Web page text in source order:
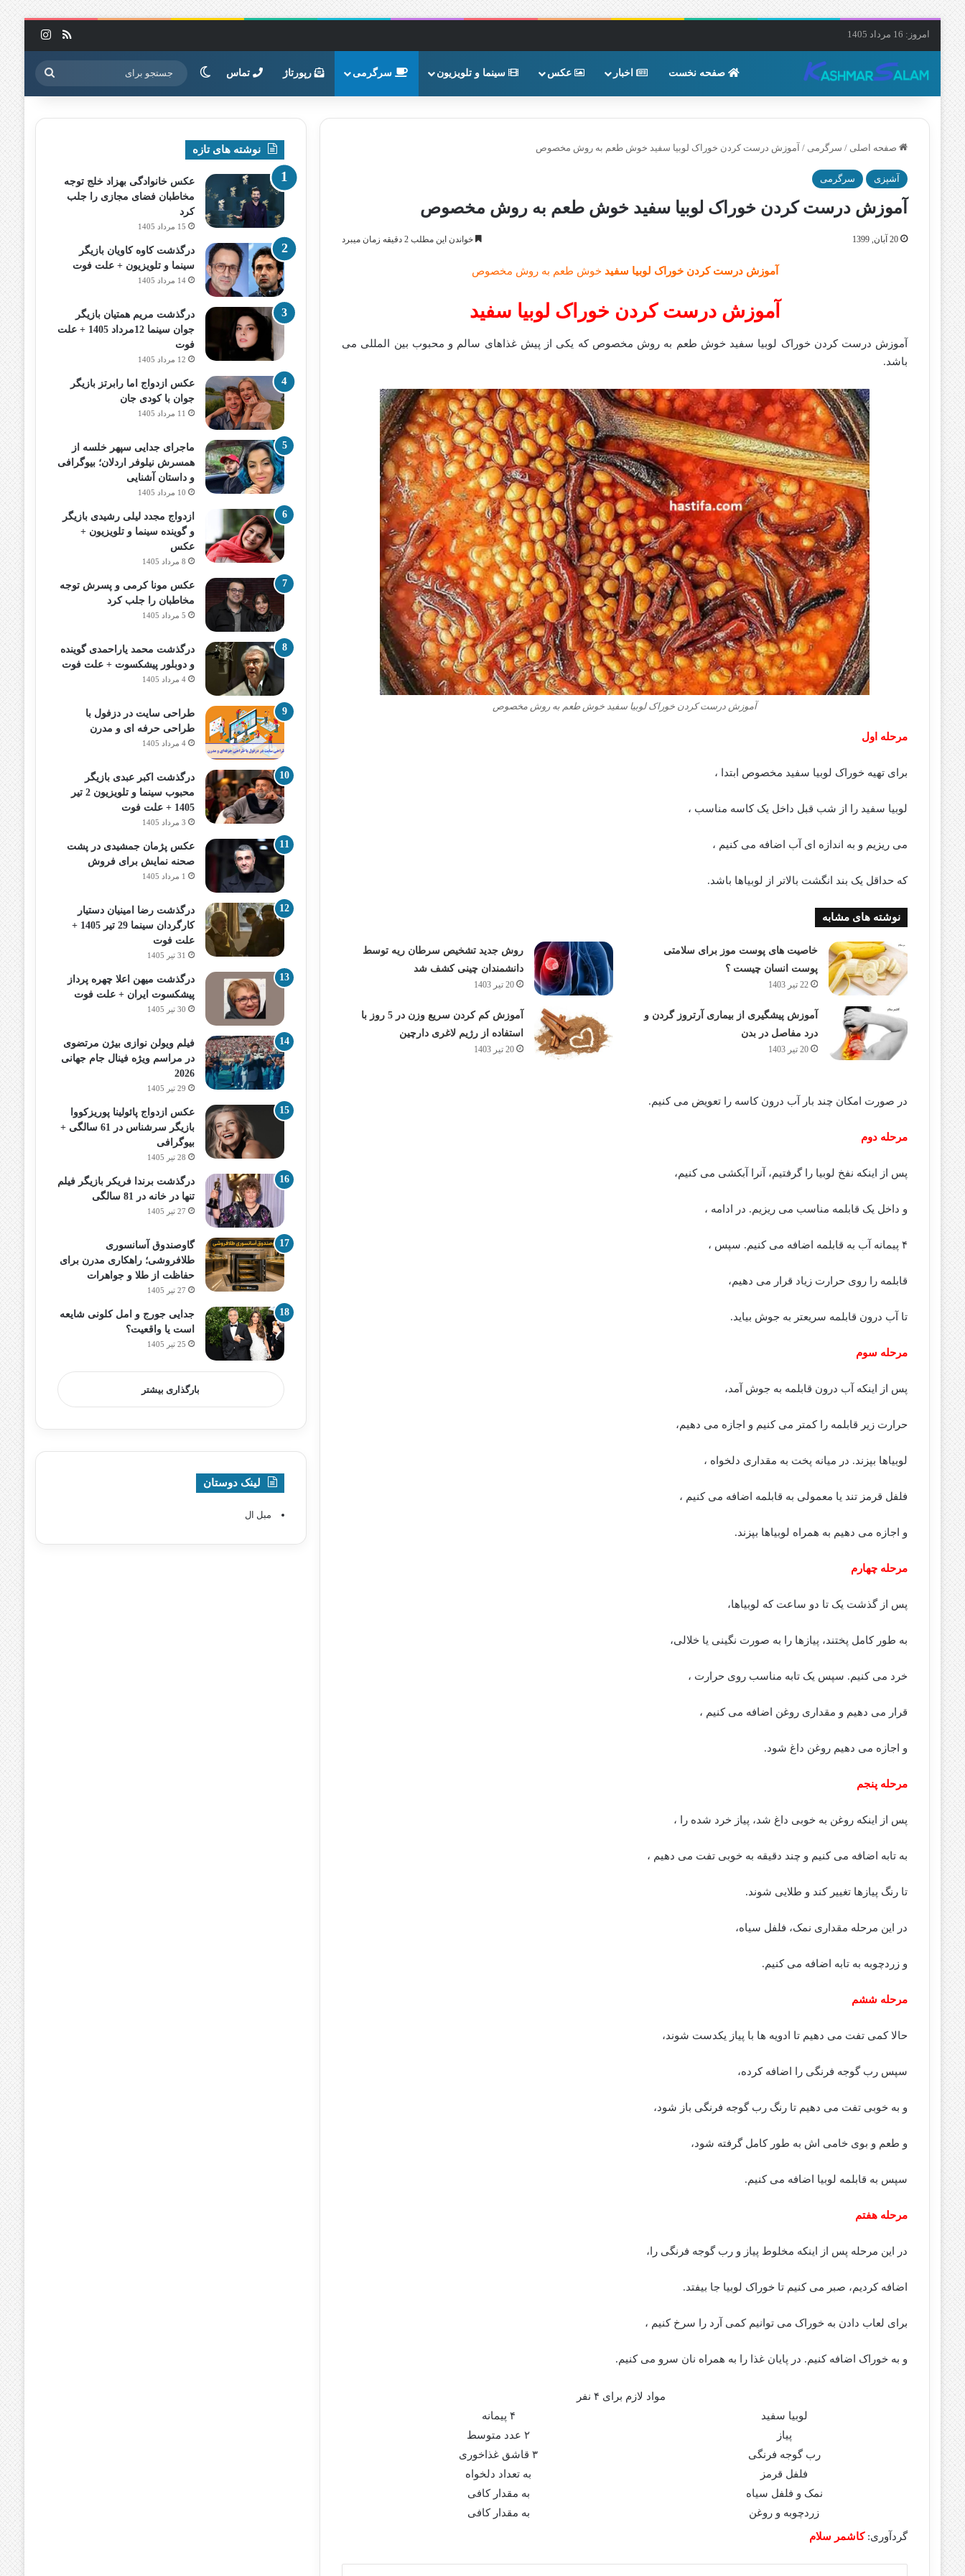
امروز: 16 مرداد 1405 خوراک
صفحه نخست اخبار عکس سینما و تلویزیون سرگرمی رپورتاژ تماس تغییر پوسته جستجو
برای
صفحه اصلی / سرگرمی / آموزش درست کردن خوراک لوبیا سفید خوش طعم به روش مخصوص
آشپزی سرگرمی
آموزش درست کردن خوراک لوبیا سفید خوش طعم به روش مخصوص
20 آبان, 1399 خواندن این مطلب 2 دقیقه زمان میبرد
آموزش درست کردن خوراک لوبیا سفید خوش طعم به روش مخصوص
آموزش درست کردن خوراک لوبیا سفید
آموزش درست کردن خوراک لوبیا سفید خوش طعم به روش مخصوص که یکی از پیش غذاهای سالم و محبوب بین المللی می
باشد.
آموزش درست کردن خوراک لوبیا سفید خوش طعم به روش مخصوص
مرحله اول
برای تهیه خوراک لوبیا سفید مخصوص ابتدا ،
لوبیا سفید را از شب قبل داخل یک کاسه مناسب ،
می ریزیم و به اندازه ای آب اضافه می کنیم ،
که حداقل یک بند انگشت بالاتر از لوبیاها باشد.
نوشته های مشابه
خاصیت های پوست موز برای سلامتی
پوست انسان چیست ؟
22 تیر 1403
روش جدید تشخیص سرطان ریه توسط
دانشمندان چینی کشف شد
20 تیر 1403
آموزش پیشگیری از بیماری آرتروز گردن و
درد مفاصل در بدن
20 تیر 1403
آموزش کم کردن سریع وزن در 5 روز با
استفاده از رژیم لاغری دارچین
20 تیر 1403
در صورت امکان چند بار آب درون کاسه را تعویض می کنیم.
مرحله دوم
پس از اینکه نفخ لوبیا را گرفتیم، آنرا آبکشی می کنیم،
و داخل یک قابلمه مناسب می ریزیم. در ادامه ،
۴ پیمانه آب به قابلمه اضافه می کنیم. سپس ،
قابلمه را روی حرارت زیاد قرار می دهیم،
تا آب درون قابلمه سریعتر به جوش بیاید.
مرحله سوم
پس از اینکه آب درون قابلمه به جوش آمد،
حرارت زیر قابلمه را کمتر می کنیم و اجازه می دهیم،
لوبیاها بپزند. در میانه پخت به مقداری دلخواه ،
فلفل قرمز تند یا معمولی به قابلمه اضافه می کنیم ،
و اجازه می دهیم به همراه لوبیاها بپزند.
مرحله چهارم
پس از گذشت یک تا دو ساعت که لوبیاها،
به طور کامل پختند، پیازها را به صورت نگینی یا خلالی،
خرد می کنیم. سپس یک تابه مناسب روی حرارت ،
قرار می دهیم و مقداری روغن اضافه می کنیم ،
و اجازه می دهیم روغن داغ شود.
مرحله پنجم
پس از اینکه روغن به خوبی داغ شد، پیاز خرد شده را ،
به تابه اضافه می کنیم و چند دقیقه به خوبی تفت می دهیم ،
تا رنگ پیازها تغییر کند و طلایی شوند.
در این مرحله مقداری نمک، فلفل سیاه،
و زردچوبه به تابه اضافه می کنیم.
مرحله ششم
حالا کمی تفت می دهیم تا ادویه ها با پیاز یکدست شوند،
سپس رب گوجه فرنگی را اضافه کرده،
و به خوبی تفت می دهیم تا رنگ رب گوجه فرنگی باز شود،
و طعم و بوی خامی اش به طور کامل گرفته شود،
سپس به قابلمه لوبیا اضافه می کنیم.
مرحله هفتم
در این مرحله پس از اینکه مخلوط پیاز و رب گوجه فرنگی را،
اضافه کردیم، صبر می کنیم تا خوراک لوبیا جا بیفتد.
برای لعاب دادن به خوراک می توانیم کمی آرد را سرخ کنیم ،
و به خوراک اضافه کنیم. در پایان غذا را به همراه نان سرو می کنیم.
مواد لازم برای ۴ نفر
لوبیا سفید
۴ پیمانه
پیاز
۲ عدد متوسط
رب گوجه فرنگی
۳ قاشق غذاخوری
فلفل قرمز
به تعداد دلخواه
نمک و فلفل سیاه
به مقدار کافی
زردچوبه و روغن
به مقدار کافی
گردآوری:کاشمر سلام
نوشته های تازه
عکس خانوادگی بهزاد خلج توجه
مخاطبان فضای مجازی را جلب
کرد
15 مرداد 1405
درگذشت کاوه کاویان بازیگر
سینما و تلویزیون + علت فوت
14 مرداد 1405
درگذشت مریم همتیان بازیگر
جوان سینما 12مرداد 1405 + علت
فوت
12 مرداد 1405
عکس ازدواج اما رابرتز بازیگر
جوان با کودی جان
11 مرداد 1405
ماجرای جدایی سپهر خلسه از
همسرش نیلوفر اردلان؛ بیوگرافی
و داستان آشنایی
10 مرداد 1405
ازدواج مجدد لیلی رشیدی بازیگر
و گوینده سینما و تلویزیون +
عکس
8 مرداد 1405
عکس مونا کرمی و پسرش توجه
مخاطبان را جلب کرد
5 مرداد 1405
درگذشت محمد یاراحمدی گوینده
و دوبلور پیشکسوت + علت فوت
4 مرداد 1405
طراحی سایت در دزفول با
طراحی حرفه‌ ای و مدرن
4 مرداد 1405
درگذشت اکبر عبدی بازیگر
محبوب سینما و تلویزیون 2 تیر
1405 + علت فوت
3 مرداد 1405
عکس پژمان جمشیدی در پشت
صحنه نمایش برای فروش
1 مرداد 1405
درگذشت رضا امینیان دستیار
کارگردان سینما 29 تیر 1405 +
علت فوت
31 تیر 1405
درگذشت میهن اعلا چهره پرداز
پیشکسوت ایران + علت فوت
30 تیر 1405
فیلم ویولن نوازی بیژن مرتضوی
در مراسم ویژه فینال جام جهانی
2026
29 تیر 1405
عکس ازدواج پائولینا پوریزکووا
بازیگر سرشناس در 61 سالگی +
بیوگرافی
28 تیر 1405
درگذشت برندا فریکر بازیگر فیلم
تنها در خانه در 81 سالگی
27 تیر 1405
گاوصندوق آسانسوری
طلافروشی؛ راهکاری مدرن برای
حفاظت از طلا و جواهرات
27 تیر 1405
جدایی جورج و امل کلونی شایعه
است یا واقعیت؟
25 تیر 1405
بارگذاری بیشتر
لینک دوستان
مبل ال